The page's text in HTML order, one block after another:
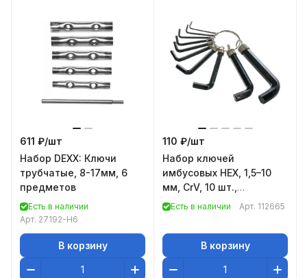
611 ₽/шт
Набор DEXX: Ключи
трубчатые, 8-17мм, 6
предметов
Есть в наличии
Арт. 27192-H6
В корзину
110 ₽/шт
Набор ключей
имбусовых HEX, 1,5–10
мм, CrV, 10 шт.,
оксидированные, на
Есть в наличии Арт. 112665
В корзину